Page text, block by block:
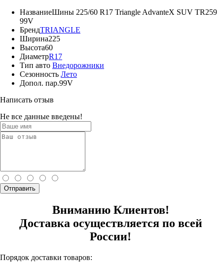
НазваниеШины 225/60 R17 Triangle AdvanteX SUV TR259
99V
БрендTRIANGLE
Ширина225
Высота60
ДиаметрR17
Тип авто Внедорожники
Сезонность Лето
Допол. пар.99V
Написать отзыв
Не все данные введены!
Отправить
Вниманию Клиентов!
Доставка осуществляется по всей
России!
Порядок доставки товаров: